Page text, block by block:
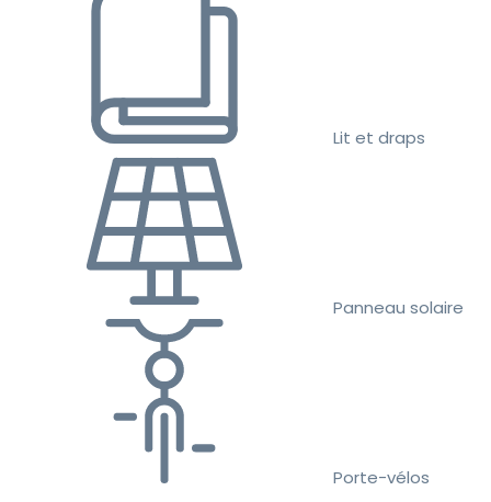
Lit et draps
Panneau solaire
Porte-vélos